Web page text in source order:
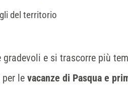
del territorio
e si trascorre più
per levacanze di Pasqua e